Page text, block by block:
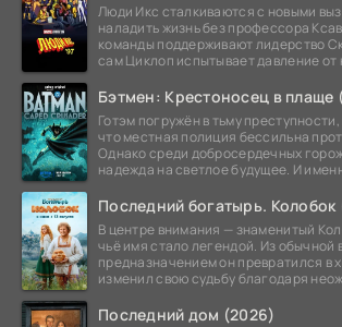
Люди Икс сталкиваются с новыми
наладить жизнь без профессора
команды поддерживают лидерство
сам Циклоп испытывает давление от
Бэтмен: Крестоносец в плаще
Готэм погружён в тьму
что местная полиция бессильна
Однако среди добросердечных
надежда на светлое будущее. И
Последний богатырь. Колобок
В центре внимания — знаменитый
чьё имя стало легендой. Из обычной
предназначением он превратился в
изменил свою судьбу благодаря
Последний дом (2026)